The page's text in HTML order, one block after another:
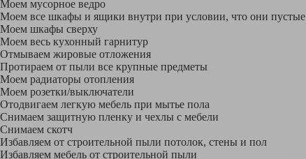
Моем мусорное ведро
Моем все шкафы и ящики внутри при условии, что они пустые
Моем шкафы сверху
Моем весь кухонный гарнитур
Отмываем жировые отложения
Протираем от пыли все крупные предметы
Моем радиаторы отопления
Моем розетки/выключатели
Отодвигаем легкую мебель при мытье пола
Снимаем защитную пленку и чехлы с мебели
Снимаем скотч
Избавляем от строительной пыли потолок, стены и пол
Избавляем мебель от строительной пыли